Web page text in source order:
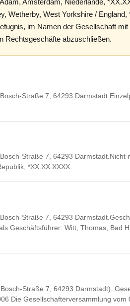
Amsterdam, Niederlande,
Wetherby, West Yorkshire / England,
im Namen der Gesellschaft
Rechtsgeschäfte abzuschließen.
Straße 7, 64293
Straße 7, 64293 Darmstadt.Nicht
*XX.XX.XXXX.
Straße 7, 64293
Geschäftsführer: Witt, Thomas, Bad
Straße 7, 64293 Darmstadt).
Die Gesellschafterversammlung vom